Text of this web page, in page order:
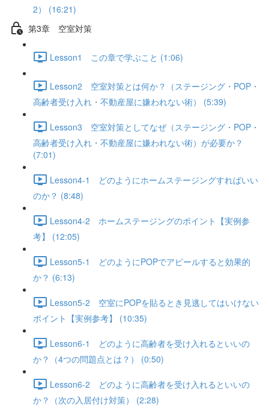
2） (16:21)
第3章 空室対策
Lesson1 この章で学ぶこと (1:06)
Lesson2 空室対策とは何か？（ステージング・POP・
高齢者受け入れ・不動産屋に嫌われない術） (5:39)
Lesson3 空室対策としてなぜ（ステージング・POP・
高齢者受け入れ・不動産屋に嫌われない術）が必要か？
(7:01)
Lesson4-1 どのようにホームステージングすればいい
のか？ (8:48)
Lesson4-2 ホームステージングのポイント【実例参
考】 (12:05)
Lesson5-1 どのようにPOPでアピールすると効果的
か？ (6:13)
Lesson5-2 空室にPOPを貼るとき見逃してはいけない
ポイント【実例参考】 (10:35)
Lesson6-1 どのように高齢者を受け入れるといいの
か？（4つの問題点とは？） (0:50)
Lesson6-2 どのように高齢者を受け入れるといいの
か？（次の入居付け対策） (2:28)